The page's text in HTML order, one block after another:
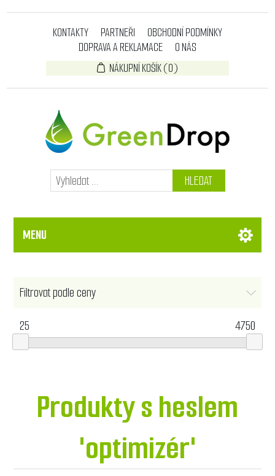
KONTAKTY PARTNEŘI
OBCHODNÍ PODMÍNKY
DOPRAVA A REKLAMACE
O NÁS
NÁKUPNÍ KOŠÍK(0)
HLEDAT
MENU
Filtrovat podle ceny
25
4750
Produkty s heslem
'optimizér'